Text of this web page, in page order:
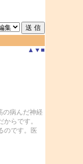
▲ ▼ ■
の病んだ神経
らです。
のです。医